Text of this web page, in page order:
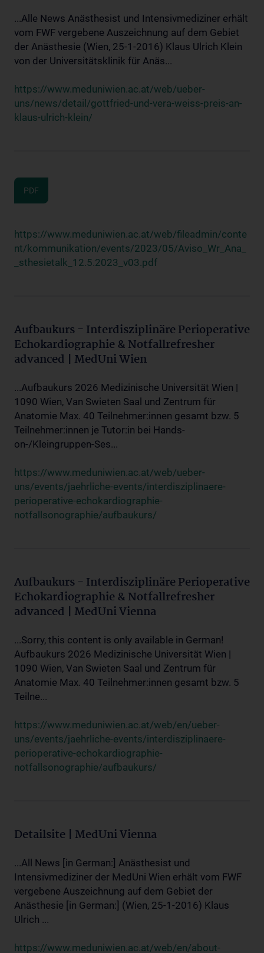
...Alle News Anästhesist und Intensivmediziner erhält
vom FWF vergebene Auszeichnung auf dem Gebiet
der Anästhesie (Wien, 25-1-2016) Klaus Ulrich Klein
von der Universitätsklinik für Anäs...
https://www.meduniwien.ac.at/web/ueber-
uns/news/detail/gottfried-und-vera-weiss-preis-an-
klaus-ulrich-klein/
PDF
https://www.meduniwien.ac.at/web/fileadmin/conte
nt/kommunikation/events/2023/05/Aviso_Wr_Ana_
_sthesietalk_12.5.2023_v03.pdf
Aufbaukurs - Interdisziplinäre Perioperative
Echokardiographie & Notfallrefresher
advanced | MedUni Wien
...Aufbaukurs 2026 Medizinische Universität Wien |
1090 Wien, Van Swieten Saal und Zentrum für
Anatomie Max. 40 Teilnehmer:innen gesamt bzw. 5
Teilnehmer:innen je Tutor:in bei Hands-
on-/Kleingruppen-Ses...
https://www.meduniwien.ac.at/web/ueber-
uns/events/jaehrliche-events/interdisziplinaere-
perioperative-echokardiographie-
notfallsonographie/aufbaukurs/
Aufbaukurs - Interdisziplinäre Perioperative
Echokardiographie & Notfallrefresher
advanced | MedUni Vienna
...Sorry, this content is only available in German!
Aufbaukurs 2026 Medizinische Universität Wien |
1090 Wien, Van Swieten Saal und Zentrum für
Anatomie Max. 40 Teilnehmer:innen gesamt bzw. 5
Teilne...
https://www.meduniwien.ac.at/web/en/ueber-
uns/events/jaehrliche-events/interdisziplinaere-
perioperative-echokardiographie-
notfallsonographie/aufbaukurs/
Detailsite | MedUni Vienna
...All News [in German:] Anästhesist und
Intensivmediziner der MedUni Wien erhält vom FWF
vergebene Auszeichnung auf dem Gebiet der
Anästhesie [in German:] (Wien, 25-1-2016) Klaus
Ulrich ...
https://www.meduniwien.ac.at/web/en/about-